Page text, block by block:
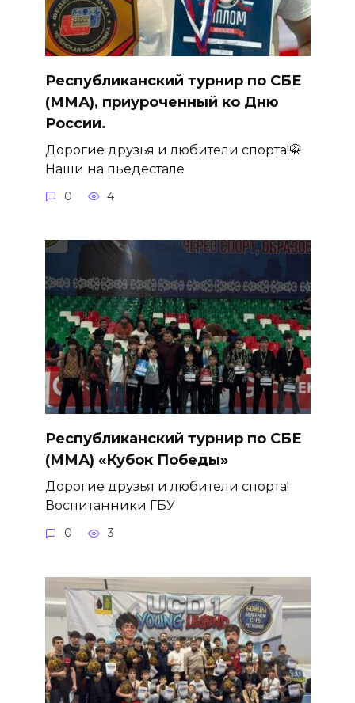
Республиканский турнир по СБЕ
(ММА), приуроченный ко Дню
России.
Дорогие друзья и любители спорта!🥋
Наши на пьедестале
0 4
Республиканский турнир по СБЕ
(ММА) «Кубок Победы»
Дорогие друзья и любители спорта!
Воспитанники ГБУ
0 3